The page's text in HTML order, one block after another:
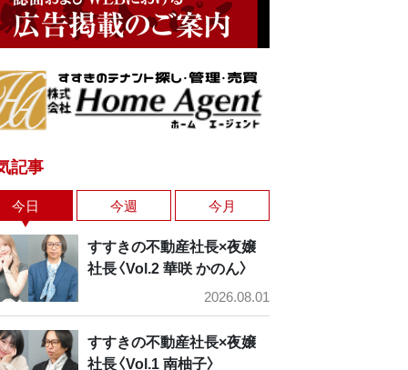
記事
今日 今週 今月
すすきの不動産社長×夜嬢
社長〈Vol.2 華咲 かのん〉
2026.08.01
すすきの不動産社長×夜嬢
社長〈Vol.1 南柚子〉